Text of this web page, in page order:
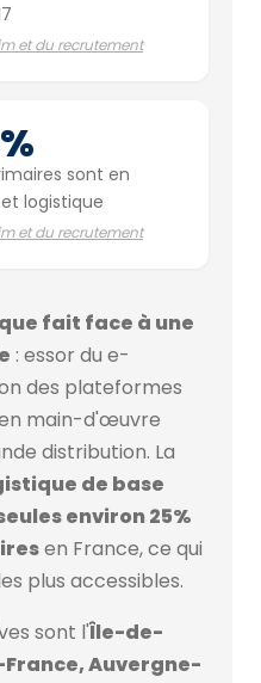
et du recrutement
sont en
logistique
et du recrutement
fait face à une
: essor du e-
des plateformes
main-d'œuvre
distribution. La
de base
environ 25%
en France, ce qui
plus accessibles.
sont l'Île-de-
Auvergne-